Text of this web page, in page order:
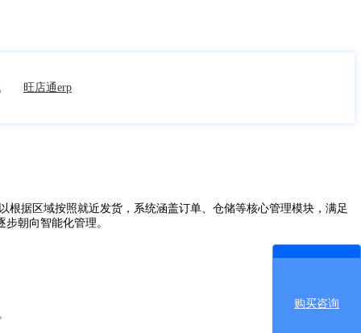
旺店通erp
据区域按照就近发货，系统涵盖订单、仓储等核心管理模块，满足
朝向智能化管理。
购买咨询